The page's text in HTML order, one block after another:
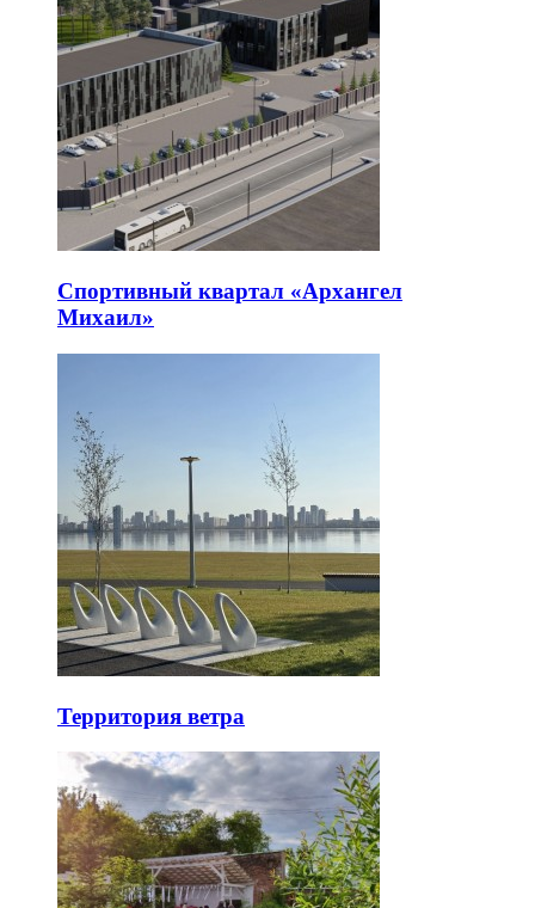
Спортивный квартал «Архангел
Михаил»
Территория ветра